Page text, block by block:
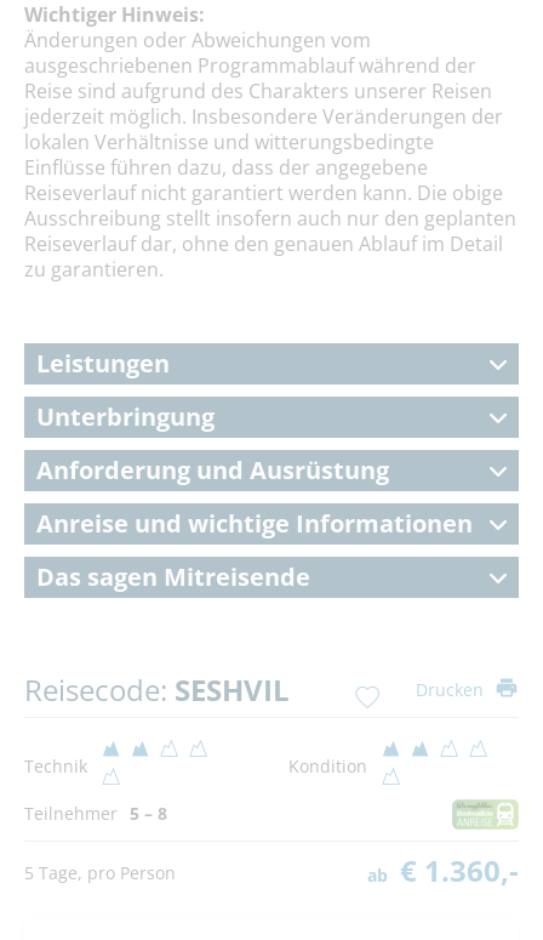
Wichtiger Hinweis:
Änderungen oder Abweichungen vom
ausgeschriebenen Programmablauf während der
Reise sind aufgrund des Charakters unserer Reisen
jederzeit möglich. Insbesondere Veränderungen der
lokalen Verhältnisse und witterungsbedingte
Einflüsse führen dazu, dass der angegebene
Reiseverlauf nicht garantiert werden kann. Die obige
Ausschreibung stellt insofern auch nur den geplanten
Reiseverlauf dar, ohne den genauen Ablauf im Detail
zu garantieren.
Leistungen
Unterbringung
Anforderung und Ausrüstung
Anreise und wichtige Informationen
Das sagen Mitreisende
Reisecode: SESHVIL Drucken
Technik Kondition
Teilnehmer 5 – 8
5 Tage, pro Person ab € 1.360,-